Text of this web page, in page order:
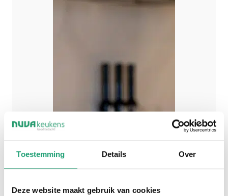
Toestemming Details Over
Deze website maakt gebruik van cookies